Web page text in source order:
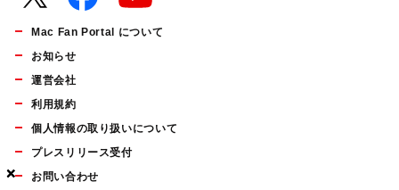
×
×
×
Mac Fan Portal について
お知らせ
運営会社
利用規約
個人情報の取り扱いについて
プレスリリース受付
お問い合わせ